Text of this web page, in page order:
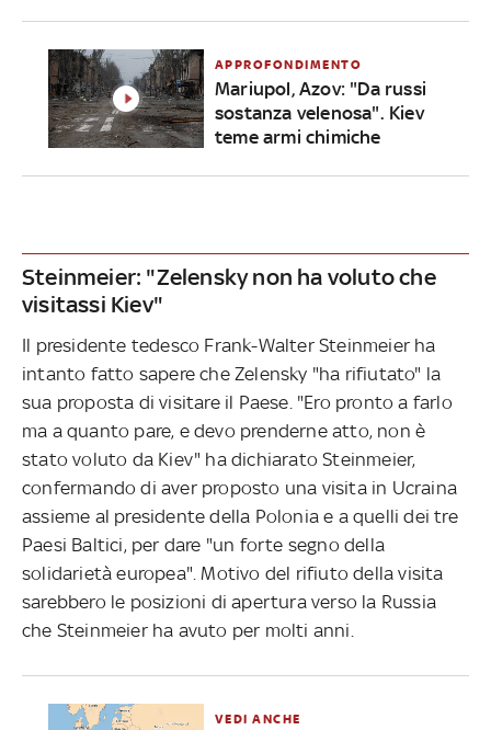
APPROFONDIMENTO
Mariupol, Azov: "Da russi
sostanza velenosa". Kiev
teme armi chimiche
Steinmeier: "Zelensky non ha voluto che
visitassi Kiev"
Il presidente tedesco Frank-Walter Steinmeier ha
intanto fatto sapere che Zelensky "ha rifiutato" la
sua proposta di visitare il Paese. "Ero pronto a farlo
ma a quanto pare, e devo prenderne atto, non è
stato voluto da Kiev" ha dichiarato Steinmeier,
confermando di aver proposto una visita in Ucraina
assieme al presidente della Polonia e a quelli dei tre
Paesi Baltici, per dare "un forte segno della
solidarietà europea". Motivo del rifiuto della visita
sarebbero le posizioni di apertura verso la Russia
che Steinmeier ha avuto per molti anni.
VEDI ANCHE